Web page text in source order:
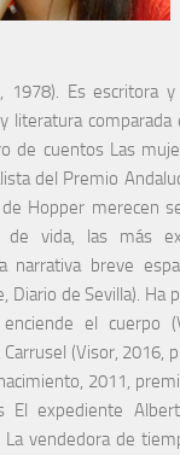
1978). Es escritora
literatura comparada
de cuentos Las
del Premio
Hopper merecen
de vida, las más
narrativa breve
Diario de Sevilla). Ha
el cuerpo
(Visor, 2016,
2011,
expediente
vendedora de